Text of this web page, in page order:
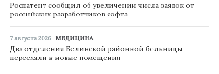
Роспатент сообщил об увеличении числа заявок от
российских разработчиков софта
7 августа 2026 МЕДИЦИНА
Два отделения Белинской районной больницы
переехали в новые помещения